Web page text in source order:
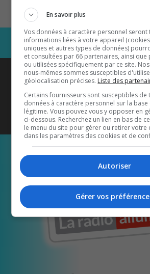
Coyote New Country
également sur
Écoutez-nous
En savoir plus
Vos données à caractère personnel seront
informations liées à votre appareil
uniques et autres types de données)
et consultées par 66 partenaires, ainsi que
ou utilisées spécifiquement par ce site.
nous-mêmes sommes susceptibles
géolocalisation précises. Liste des
Certains fournisseurs sont susceptibles de
données à caractère personnel sur la
légitime. Vous pouvez vous y opposer en
ci-dessous. Recherchez un lien en bas de
le menu du site pour gérer ou retirer votre
dans les paramètres des cookies et de
Autoriser
Gérer vos